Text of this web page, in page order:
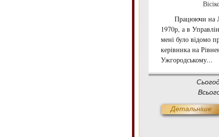
Працюючи на
1970р, а в
мені було відомо
керівника на
Ужгородському...
Детальніше